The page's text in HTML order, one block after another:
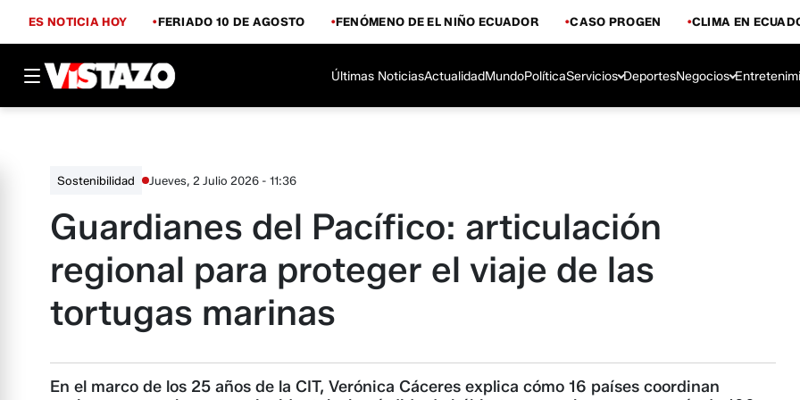
ES NOTICIA HOY FERIADO 10 DE AGOSTO FENÓMENO DE EL NIÑO ECUADOR CASO PROGEN CLIMA EN
Últimas NoticiasActualidadMundoPolíticaServicios DeportesNegocios
Sostenibilidad Jueves, 2 Julio 2026 - 11:36
Guardianes del Pacífico: articulación
regional para proteger el viaje de las
tortugas marinas
En el marco de los 25 años de la CIT, Verónica Cáceres explica cómo 16 países coordinan